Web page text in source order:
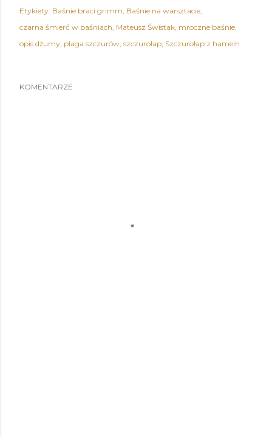
Etykiety: Baśnie braci grimm Baśnie na warsztacie
czarna śmierć w baśniach Mateusz Świstak mroczne baśnie
opis dżumy plaga szczurów szczurołap Szczurołap z hameln
KOMENTARZE